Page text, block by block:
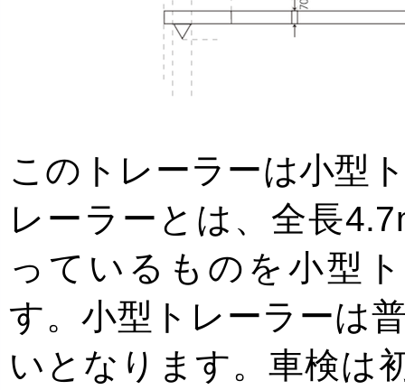
このトレーラーは小型
レーラーとは、全長
っているものを小型
す。小型トレーラーは
いとなります。車検は